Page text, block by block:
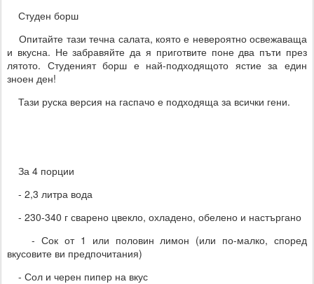
Студен борш
Опитайте тази течна салата, която е невероятно освежаваща
и вкусна. Не забравяйте да я приготвите поне два пъти през
лятото. Студеният борш е най-подходящото ястие за един
зноен ден!
Тази руска версия на гаспачо е подходяща за всички гени.
За 4 порции
- 2,3 литра вода
- 230-340 г сварено цвекло, охладено, обелено и настъргано
- Сок от 1 или половин лимон (или по-малко, според
вкусовите ви предпочитания)
- Сол и черен пипер на вкус